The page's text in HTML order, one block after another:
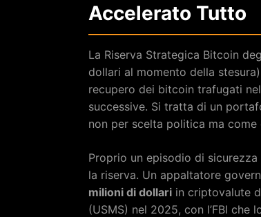
Accelerato Tutto
La Riserva Strategica Bitcoin
dollari al momento della
recupero dei bitcoin trafugati
successive. Si tratta di un
non per scelta politica ma
Proprio un episodio di
la riserva. Un appaltatore
milioni di dollari in criptovalute
(USMS) nel 2025, con l’FBI